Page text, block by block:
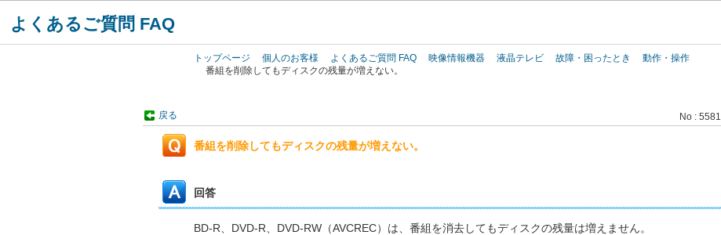
よくあるご質問 FAQ
トップページ 個人のお客様 よくあるご質問 FAQ 映像情報機器 液晶テレビ 故障・困ったとき
動作・操作
番組を削除してもディスクの残量が増えない。
戻る No : 5581
番組を削除してもディスクの残量が増えない。
回答
BD-R、DVD-R、DVD-RW（AVCREC）は、番組を消去してもディスクの残量は増えません。